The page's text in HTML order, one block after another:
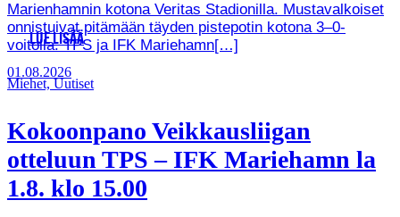
Marienhamnin kotona Veritas Stadionilla. Mustavalkoiset
onnistuivat pitämään täyden pistepotin kotona 3–0-
voitolla. TPS ja IFK Mariehamn[…]
LUE LISÄÄ
01.08.2026
Miehet, Uutiset
Kokoonpano Veikkausliigan
otteluun TPS – IFK Mariehamn la
1.8. klo 15.00